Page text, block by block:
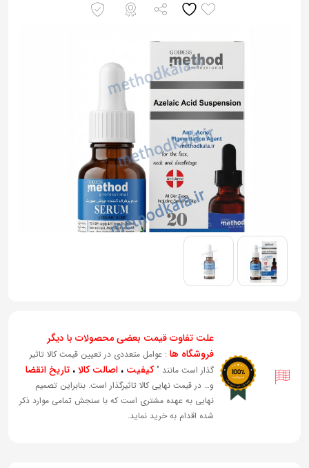
علت تفاوت قیمت بعضی محصولات با دیگر
فروشگاه ها : عوامل متعددی در تعیین قیمت کالا تاثیر
گذار است مانند "کیفیت ، اصالت کالا، تاریخ انقضا
و… در قیمت نهایی کالا تاثیرگذار است. بنابراین تصمیم
نهایی به عهده مشتری است که با سنجش تمامی موارد ذکر
شده اقدام به خرید نماید.